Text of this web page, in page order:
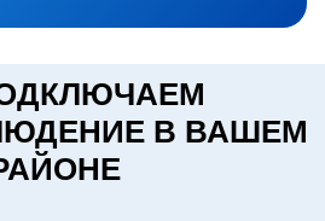
В ВАШЕМ